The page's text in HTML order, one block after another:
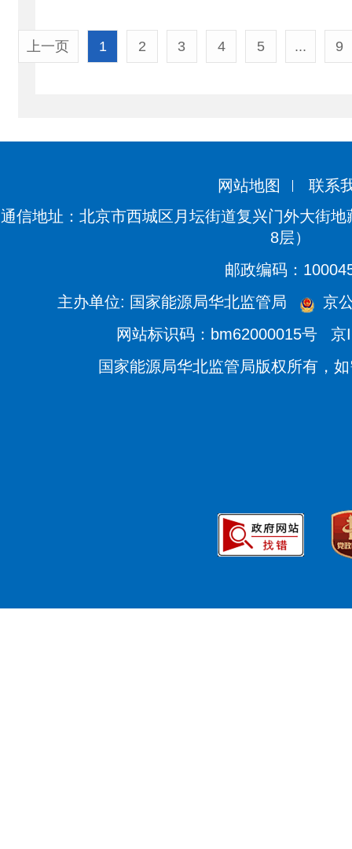
上一页 1 2 3 4 5 ... 9
网站地图
联系
通信地址：北京市西城区月坛街道复兴门外大街
8层）
邮政编码：
主办单位: 国家能源局华北监管局
京
网站标识码：bm62000015号
京
国家能源局华北监管局版权所有，